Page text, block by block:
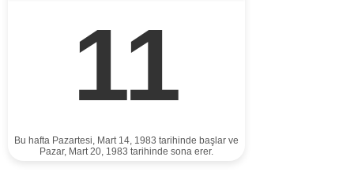
11
Bu hafta Pazartesi, Mart 14, 1983 tarihinde başlar ve
Pazar, Mart 20, 1983 tarihinde sona erer.